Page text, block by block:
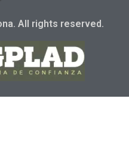
All rights reserved.